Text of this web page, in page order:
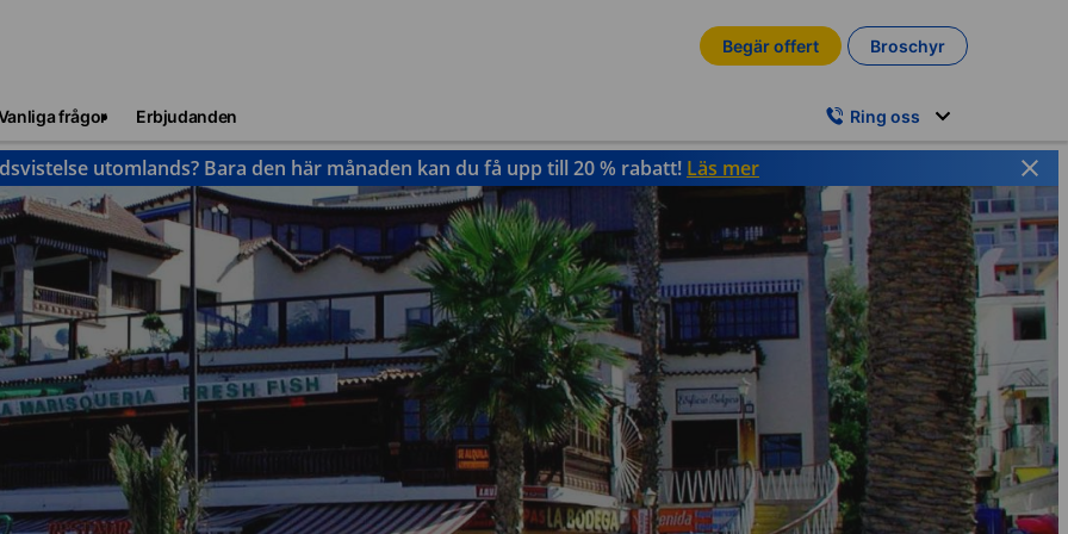
Begär offert Broschyr
frågor Erbjudanden Ring oss
utomlands? Bara den här månaden kan du få upp till 20 % rabatt! Läs mer